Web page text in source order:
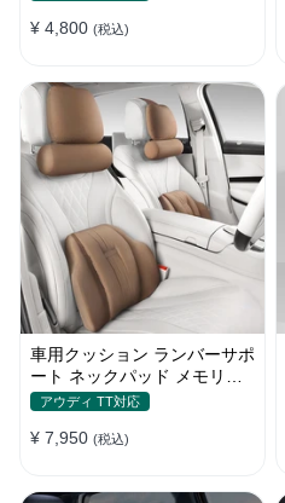
¥ 4,800 (税込)
車用クッション ランバーサポ
ート ネックパッド メモリー
フォーム 疲労回復
アウディ TT対応
¥ 7,950 (税込)